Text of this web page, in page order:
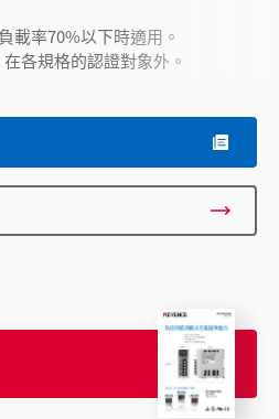
載率70%以下時適用。
各規格的認證對象外。